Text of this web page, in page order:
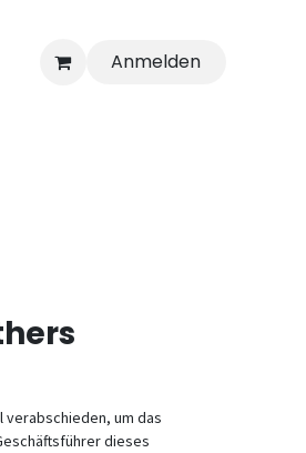
Anmelden
verabschieden, um das
dieses